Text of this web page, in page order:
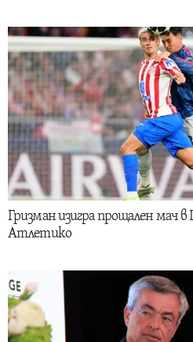
Гризман изигра прощален мач
Атлетико